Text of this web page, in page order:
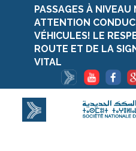
PASSAGES À NIVEAU
ATTENTION
VÉHICULES! LE
ROUTE ET DE LA
VITAL